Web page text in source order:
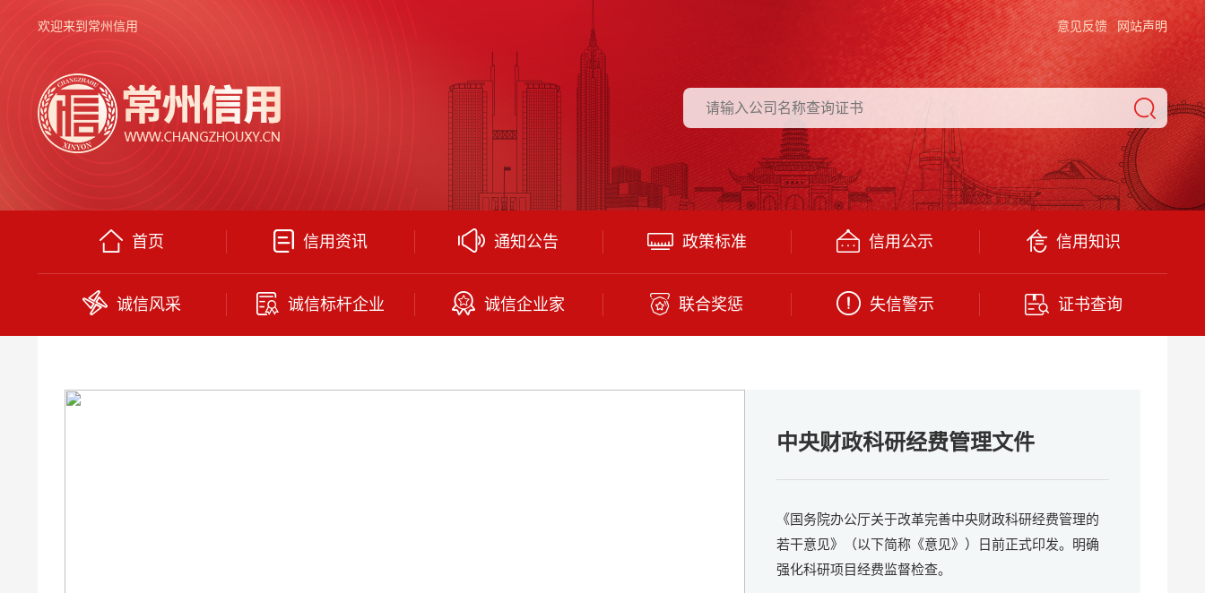
欢迎来到常州信用 网站声明
意见反馈
首页 信用资讯 通知公告 政策标准 信用公示 信用知识
诚信风采 诚信标杆企业 诚信企业家 联合奖惩 失信警示 证书查询
庆祝中国共产党成立101周年
中央财政科研经费管理文件
《国务院办公厅关于改革完善中央财政科研经费管理的
若干意见》（以下简称《意见》）日前正式印发。明确
强化科研项目经费监督检查。